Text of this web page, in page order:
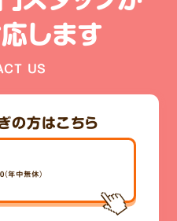
します
US
の方はこちら
（年中無休）